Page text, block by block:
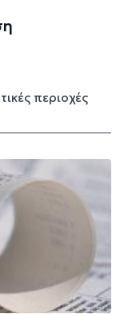
περιοχές